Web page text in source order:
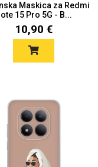
Maskica za Redmi
15 Pro 5G - B...
10,90 €